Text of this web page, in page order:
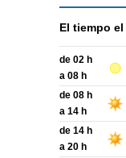
El tiempo el
de 02 h
a 08 h
de 08 h
a 14 h
de 14 h
a 20 h